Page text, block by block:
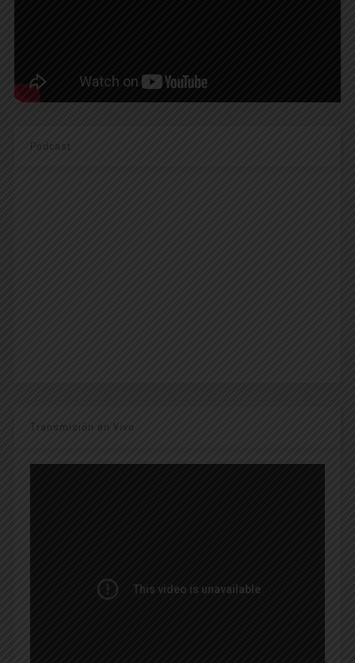
Podcast
Transmisión en Vivo